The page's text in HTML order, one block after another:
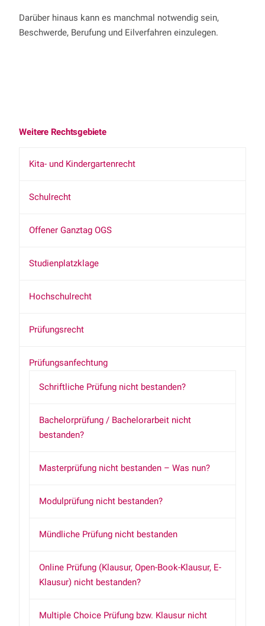
Darüber hinaus kann es manchmal notwendig sein,
Beschwerde, Berufung und Eilverfahren einzulegen.
Weitere Rechtsgebiete
Kita- und Kindergartenrecht
Schulrecht
Offener Ganztag OGS
Studienplatzklage
Hochschulrecht
Prüfungsrecht
Prüfungsanfechtung
Schriftliche Prüfung nicht bestanden?
Bachelorprüfung / Bachelorarbeit nicht
bestanden?
Masterprüfung nicht bestanden – Was nun?
Modulprüfung nicht bestanden?
Mündliche Prüfung nicht bestanden
Online Prüfung (Klausur, Open-Book-Klausur, E-
Klausur) nicht bestanden?
Multiple Choice Prüfung bzw. Klausur nicht